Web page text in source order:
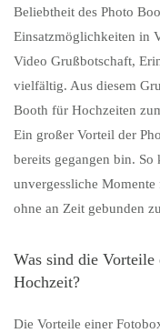
Beliebtheit des Photo
Einsatzmöglichkeiten in
Video Grußbotschaft,
vielfältig. Aus diesem
Booth für Hochzeiten
Ein großer Vorteil der
bereits gegangen bin. So
unvergessliche
ohne an Zeit gebunden
Was sind die
Hochzeit?
Die Vorteile einer